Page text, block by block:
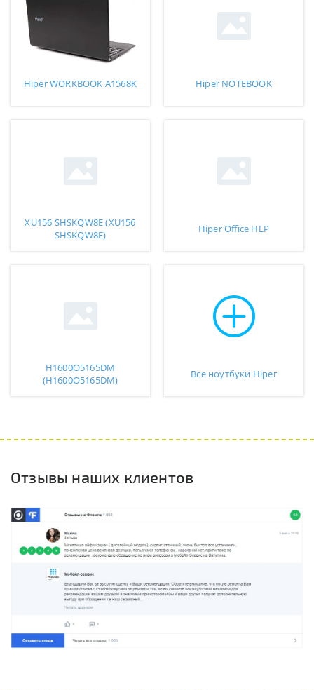
Hiper WORKBOOK A1568K Hiper NOTEBOOK
XU156 SHSKQW8E (XU156
SHSKQW8E)
Hiper Office HLP
H1600O5165DM
(H1600O5165DM)
Все ноутбуки Hiper
Отзывы наших клиентов